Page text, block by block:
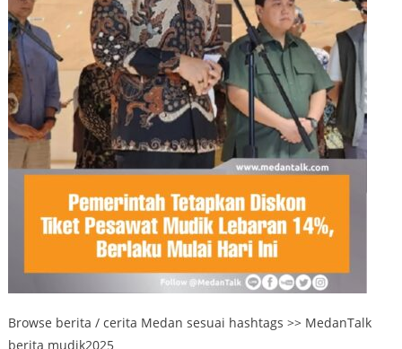
Browse berita / cerita Medan sesuai hashtags >> MedanTalk
berita mudik2025